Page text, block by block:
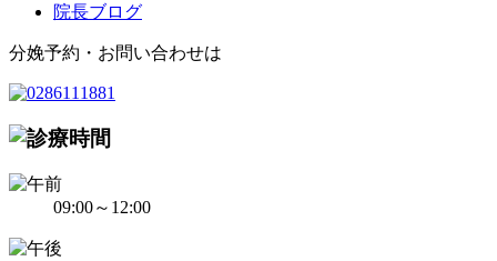
院長ブログ
分娩予約・お問い合わせは
09:00～12:00